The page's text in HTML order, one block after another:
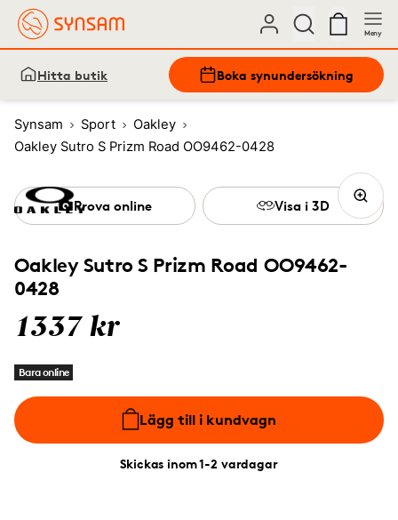
Meny
Hitta butik Boka synundersökning
Synsam Sport
Oakley
Oakley Sutro S Prizm Road OO9462-0428
Oakley Sutro S Prizm Road OO9462-
0428
1337 kr
Bara online
Lägg till i kundvagn
Skickas inom 1-2 vardagar
Prova online Visa i 3D